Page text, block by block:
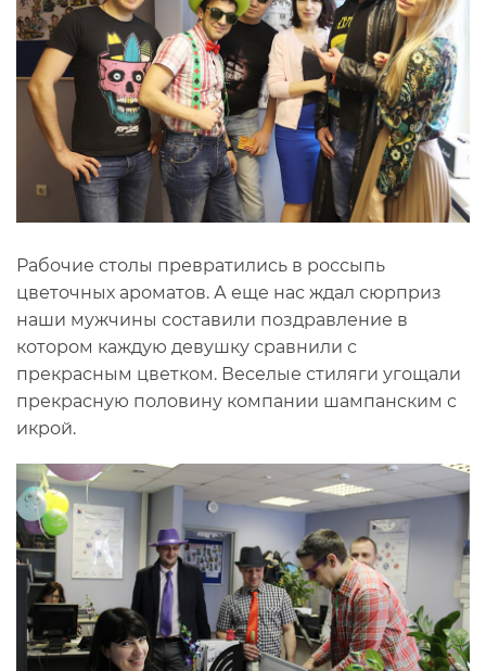
Рабочие столы превратились в россыпь
цветочных ароматов. А еще нас ждал сюрприз
наши мужчины составили поздравление в
котором каждую девушку сравнили с
прекрасным цветком. Веселые стиляги угощали
прекрасную половину компании шампанским с
икрой.